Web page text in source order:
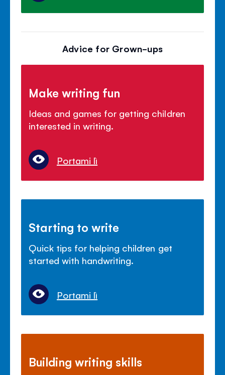
Advice for Grown-ups
Make writing fun
Ideas and games for getting children
interested in writing.
Portami lì
Starting to write
Quick tips for helping children get
started with handwriting.
Portami lì
Building writing skills